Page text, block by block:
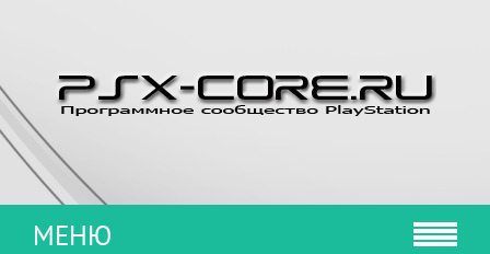
МЕНЮ